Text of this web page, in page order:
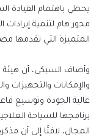
يحظي باهتمام القيادة
محور هام لتنمية
المتميزة التي تقدمها
وأضاف السبكي، أن هيئة
والإمكانات والتجهيزات
عالية الجودة وتوسيع
برنامجها للسياحة
المجال، لافتًا إلى أن